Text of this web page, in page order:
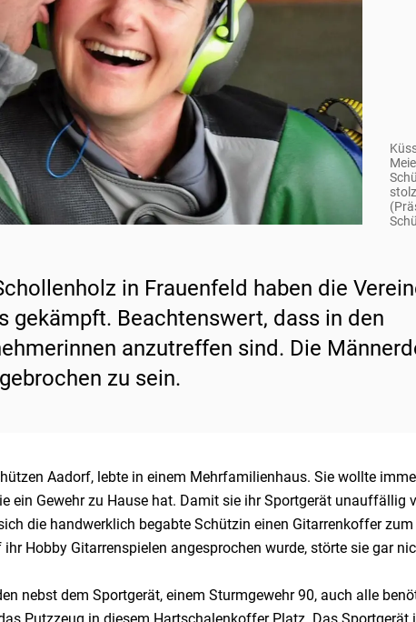
in Frauenfeld haben die
gekämpft. Beachtenswert, dass in den
anzutreffen sind. Die
zu sein.
Aadorf, lebte in einem Mehrfamilienhaus. Sie wollte
ein Gewehr zu Hause hat. Damit sie ihr Sportgerät unauffällig
die handwerklich begabte Schützin einen Gitarrenkoffer
Hobby Gitarrenspielen angesprochen wurde, störte sie gar
nebst dem Sportgerät, einem Sturmgewehr 90, auch alle